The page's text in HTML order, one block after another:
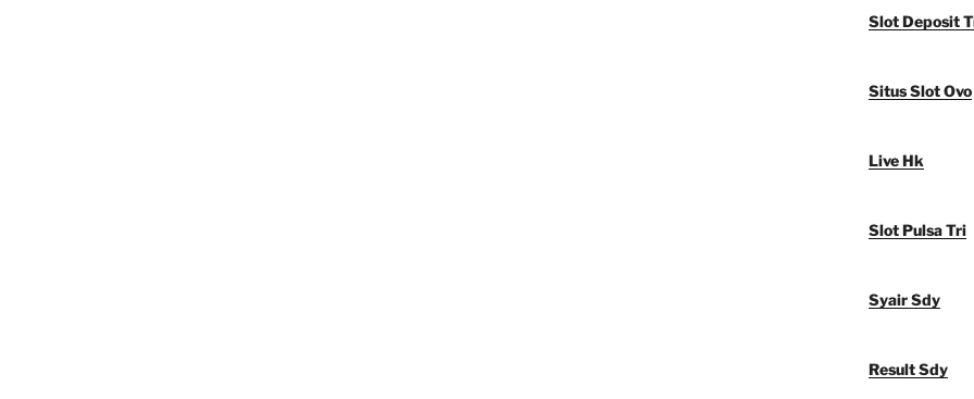
Slot Deposit
Situs Slot Ovo
Live Hk
Slot Pulsa Tri
Syair Sdy
Result Sdy